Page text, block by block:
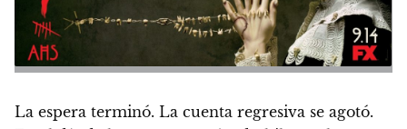
La espera terminó. La cuenta regresiva se agotó.